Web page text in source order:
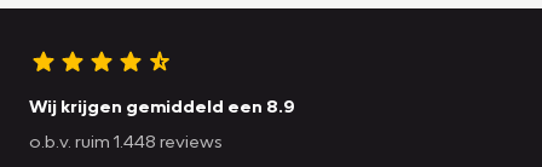
Wij krijgen gemiddeld een 8.9
o.b.v. ruim 1.448 reviews